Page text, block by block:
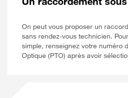
On peut vous proposer un
sans rendez-vous technicien.
simple, renseignez votre numéro
Optique (PTO) après avoir